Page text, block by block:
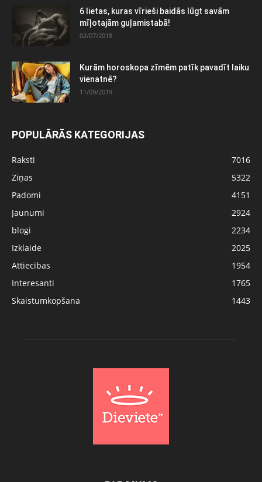
6 lietas, kuras vīrieši baidās lūgt savām
mīļotajām guļamistabā!
02/07/2018
Kurām horoskopa zīmēm patīk pavadīt laiku
vienatnē?
11/09/2019
POPULĀRĀS KATEGORIJAS
Raksti
7016
Ziņas
5322
Padomi
4151
Jaunumi
2924
blogi
2234
Izklaide
2025
Attiecības
1954
Interesanti
1765
Skaistumkopšana
1443